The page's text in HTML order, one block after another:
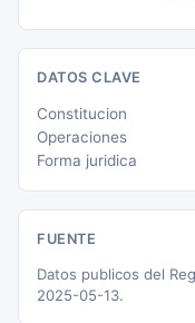
DATOS CLAVE
Constitucion
Operaciones
Forma juridica
FUENTE
Datos publicos del
2025-05-13.